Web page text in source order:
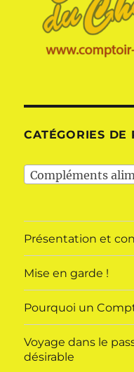
CATÉGORIES DE
Compléments
Présentation et
Mise en garde !
Pourquoi un
Voyage dans le
désirable